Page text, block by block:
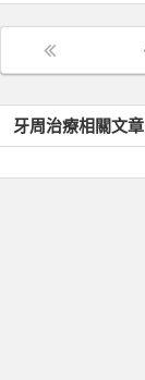
牙周治療相關文章